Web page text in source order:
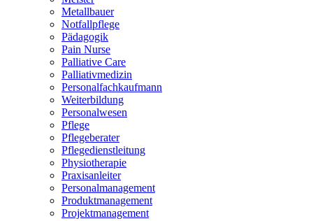
Metallbauer
Notfallpflege
Pädagogik
Pain Nurse
Palliative Care
Palliativmedizin
Personalfachkaufmann
Weiterbildung
Personalwesen
Pflege
Pflegeberater
Pflegedienstleitung
Physiotherapie
Praxisanleiter
Personalmanagement
Produktmanagement
Projektmanagement